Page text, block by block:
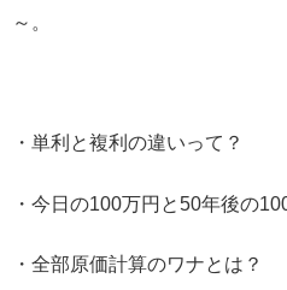
～。
・単利と複利の違いって？
・今日の100万円と50年後の
・全部原価計算のワナとは？